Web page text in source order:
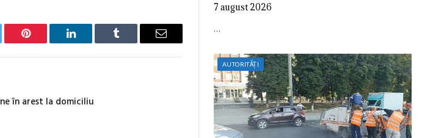
Pinterest LinkedIn Tumblr Email
în arest la domiciliu
7 august 2026
…
AUTORITĂȚI